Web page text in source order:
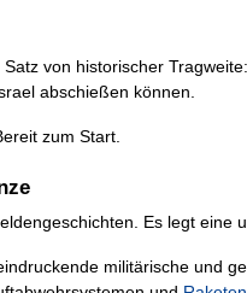
von historischer
abschießen können.
zum Start.
Es legt eine
militärische und